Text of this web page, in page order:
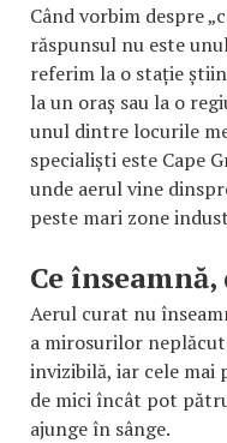
Când vorbim despre
răspunsul nu este
referim la o stație
la un oraș sau la o
unul dintre locurile
specialiști este Cape
unde aerul vine
peste mari zone
Ce
Aerul curat nu
a mirosurilor
invizibilă, iar cele mai
de mici încât pot
ajunge în sânge.